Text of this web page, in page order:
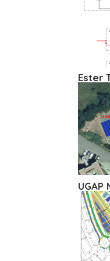
Ester